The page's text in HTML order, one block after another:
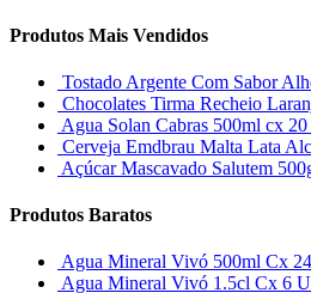
Produtos Mais Vendidos
Tostado Argente Com Sabor
Chocolates Tirma Recheio
Agua Solan Cabras 500ml cx
Cerveja Emdbrau Malta Lata
Açúcar Mascavado Salutem
Produtos Baratos
Agua Mineral Vivó 500ml Cx
Agua Mineral Vivó 1.5cl Cx 6